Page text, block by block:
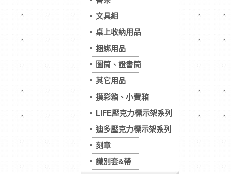
文具組
桌上收納用品
捆綁用品
圖筒、證書筒
其它用品
摸彩箱、小費箱
LIFE壓克力標示架系列
迪多壓克力標示架系列
刻章
識別套&帶